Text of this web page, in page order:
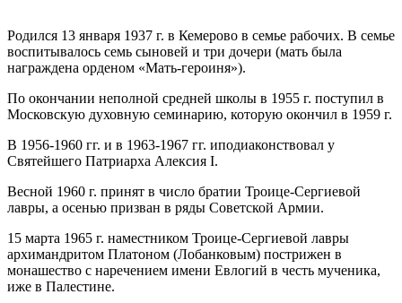
Родился 13 января 1937 г. в Кемерово в семье рабочих. В семье
воспитывалось семь сыновей и три дочери (мать была
награждена орденом «Мать-героиня»).
По окончании неполной средней школы в 1955 г. поступил в
Московскую духовную семинарию, которую окончил в 1959 г.
В 1956-1960 гг. и в 1963-1967 гг. иподиаконствовал у
Святейшего Патриарха Алексия I.
Весной 1960 г. принят в число братии Троице-Сергиевой
лавры, а осенью призван в ряды Советской Армии.
15 марта 1965 г. наместником Троице-Сергиевой лавры
архимандритом Платоном (Лобанковым) пострижен в
монашество с наречением имени Евлогий в честь мученика,
иже в Палестине.